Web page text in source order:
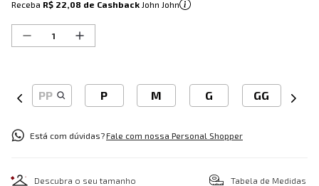
Receba R$ 22,08 de Cashback John John
PP P M G GG
Está com dúvidas?Fale com nossa Personal Shopper
Descubra o seu tamanho Tabela de Medidas